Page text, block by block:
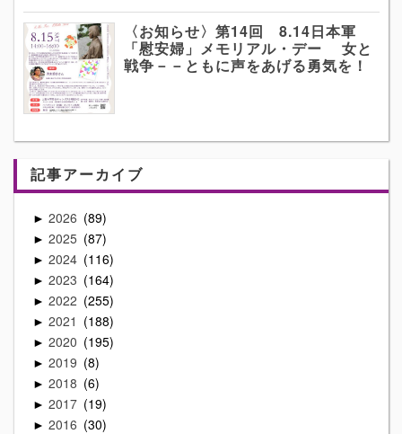
〈お知らせ〉第14回 8.14日本軍
「慰安婦」メモリアル・デー 女と
戦争－－ともに声をあげる勇気を！
記事アーカイブ
► 2026 89
► 2025 87
► 2024 116
► 2023 164
► 2022 255
► 2021 188
► 2020 195
► 2019 8
► 2018 6
► 2017 19
► 2016 30